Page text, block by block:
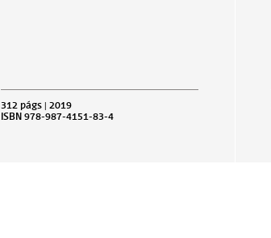
312 págs | 2019
ISBN 978-987-4151-83-4